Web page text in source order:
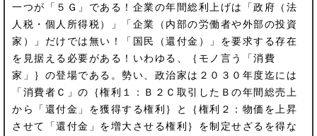
一つが「５Ｇ」である！企業の年間総利上げは「政府（法
人税・個人所得税）」「企業（内部の労働者や外部の投資
家）」だけでは無い！「国民（還付金）」を要求する存在
を見据える必要がある！いわゆる、｛モノ言う「消費
家」｝の登場である。勢い、政治家は２０３０年度迄には
「消費者Ｃ」の｛権利１：Ｂ２Ｃ取引したＢの年間総売上
から「還付金」を獲得する権利｝と｛権利２：物価を上昇
させて「還付金」を増大させる権利｝を制定せざるを得な